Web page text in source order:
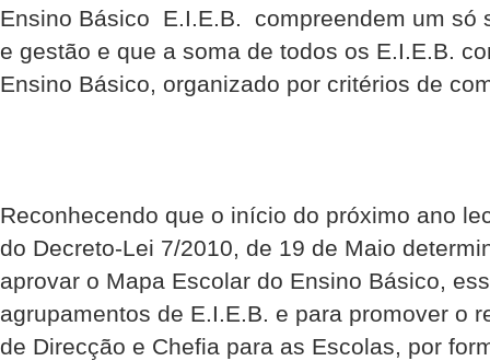
Ensino Básico  E.I.E.B.  compreendem um
e gestão e que a soma de todos os E.I.E.B.
Ensino Básico, organizado por critérios de
Reconhecendo que o início do próximo ano
do Decreto-Lei 7/2010, de 19 de Maio
aprovar o Mapa Escolar do Ensino Básico,
agrupamentos de E.I.E.B. e para promover o
de Direcção e Chefia para as Escolas, por